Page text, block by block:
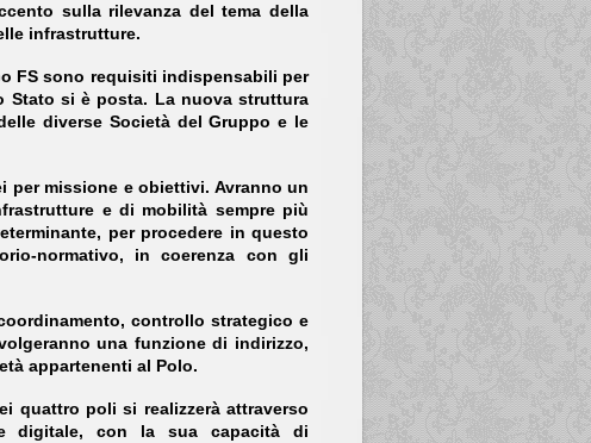
sulla rilevanza del tema della
infrastrutture.
FS sono requisiti indispensabili per
Stato si è posta. La nuova struttura
diverse Società del Gruppo e le
missione e obiettivi. Avranno un
e di mobilità sempre più
per procedere in questo
normativo, in coerenza con gli
controllo strategico e
una funzione di indirizzo,
appartenenti al Polo.
quattro poli si realizzerà attraverso
digitale, con la sua capacità di